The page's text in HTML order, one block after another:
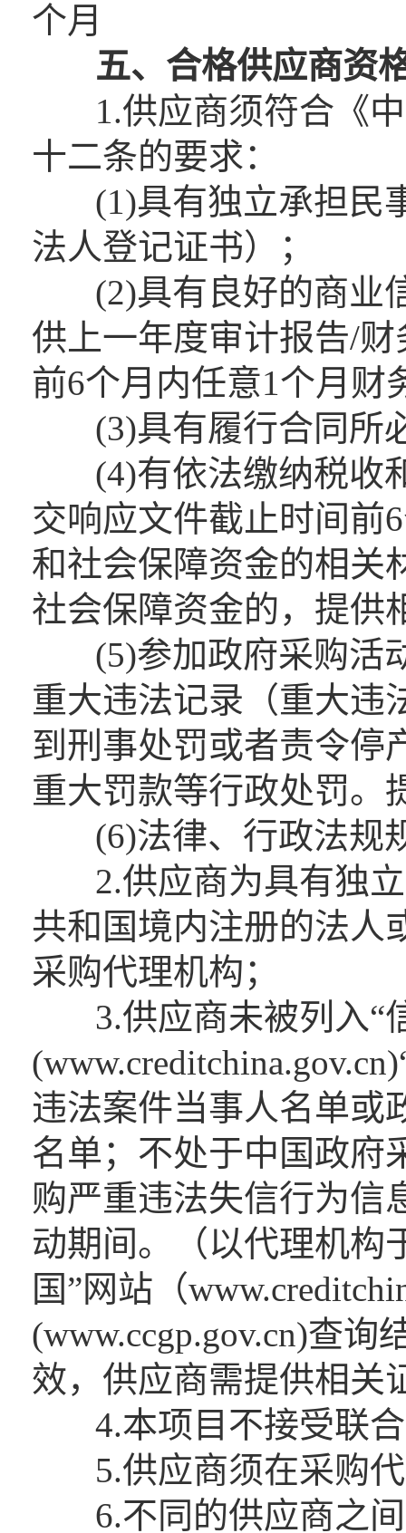
个月
五、 合格供应商资
1.供应商须符合《中
十二条的要求：
(1)具有独立承担民
法人登记证书）；
(2)具有良好的商业
供上一年度审计报告/
前6个月内任意1个月财
(3)具有履行合同所
(4)有依法缴纳税收
交响应文件截止时间前
和社会保障资金的相关
社会保障资金的，提供
(5)参加政府采购活
重大违法记录（重大违
到刑事处罚或者责令停
重大罚款等行政处罚。
(6)法律、行政法规
2.供应商为具有独立
共和国境内注册的法人
采购代理机构；
3.供应商未被列入“
违法案件当事人名单或
名单；不处于中国政府
购严重违法失信行为信
动期间。（以代理机构
国”网站（
(www.ccgp.gov.cn)查
效，供应商需提供相关
4.本项目不接受联合
5.供应商须在采购代
6.不同的供应商之间